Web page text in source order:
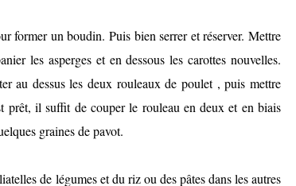
former un boudin. Puis bien serrer et réserver. Mettre
les asperges et en dessous les carottes nouvelles.
au dessus les deux rouleaux de poulet , puis mettre
prêt, il suffit de couper le rouleau en deux et en biais
graines de pavot.
de légumes et du riz ou des pâtes dans les autres